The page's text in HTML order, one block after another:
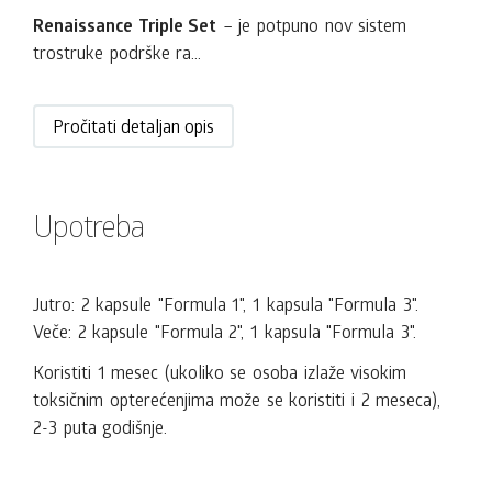
Renaissance Triple Set – je potpuno nov sistem
trostruke podrške ra...
Pročitati detaljan opis
Upotreba
Jutro: 2 kapsule "Formula 1", 1 kapsula "Formula 3".
Veče: 2 kapsule "Formula 2", 1 kapsula "Formula 3".
Koristiti 1 mesec (ukoliko se osoba izlaže visokim
toksičnim opterećenjima može se koristiti i 2 meseca),
2-3 puta godišnje.